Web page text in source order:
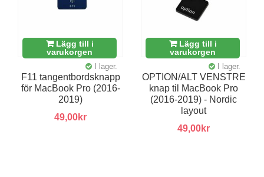
Lägg till i
varukorgen
I lager.
F11 tangentbordsknapp
för MacBook Pro (2016-
2019)
49,00kr
Lägg till i
varukorgen
I lager.
OPTION/ALT VENSTRE
knap til MacBook Pro
(2016-2019) - Nordic
layout
49,00kr